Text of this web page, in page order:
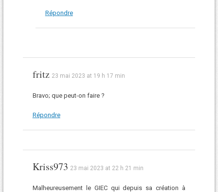
Répondre
fritz 23 mai 2023 at 19 h 17 min
Bravo; que peut-on faire ?
Répondre
Kriss973 23 mai 2023 at 22 h 21 min
Malheureusement le GIEC qui depuis sa création à